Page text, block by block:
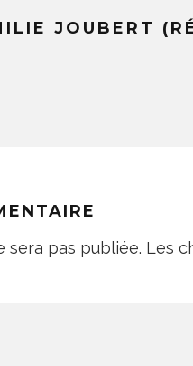
JOUBERT
sera pas publiée. Les